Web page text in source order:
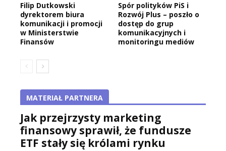
Filip Dutkowski
dyrektorem biura
komunikacji i promocji
w Ministerstwie
Finansów
Spór polityków PiS i
Rozwój Plus – poszło o
dostęp do grup
komunikacyjnych i
monitoringu mediów
MATERIAŁ PARTNERA
Jak przejrzysty marketing
finansowy sprawił, że fundusze
ETF stały się królami rynku